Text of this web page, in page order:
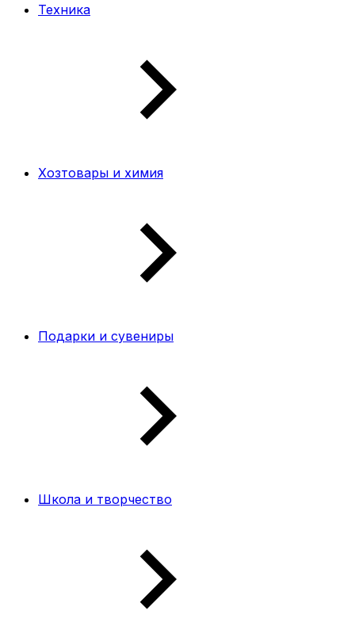
Техника
Хозтовары и химия
Подарки и сувениры
Школа и творчество